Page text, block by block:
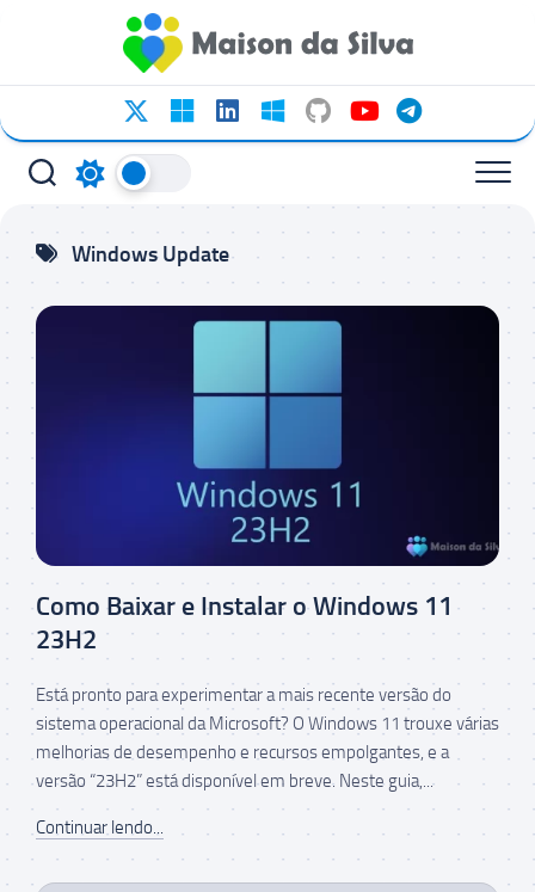
conteúdo
Windows Update
Como Baixar e Instalar o Windows 11
23H2
Está pronto para experimentar a mais recente versão do
sistema operacional da Microsoft? O Windows 11 trouxe várias
melhorias de desempenho e recursos empolgantes, e a
versão “23H2” está disponível em breve. Neste guia,...
Continuar lendo...